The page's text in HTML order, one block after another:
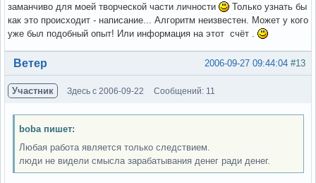
заманчиво для моей творческой части личности
Только узнать бы
как это происходит - написание... Алгоритм неизвестен. Может у кого
уже был подобный опыт! Или информация на этот счёт .
Вне форума #13
2006-09-27 09:44:04
Ветер
Участник Здесь с 2006-09-22 Сообщений: 11
boba пишет:
Любая работа является только следствием.
люди не видели смысла зарабатывания денег ради денег.